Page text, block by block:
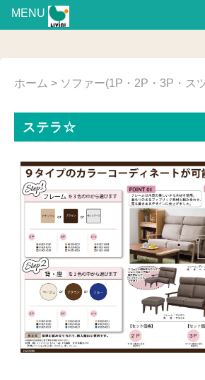
ホーム > ソファー(1P・2P・3P・ス
ステラ☆
MENU